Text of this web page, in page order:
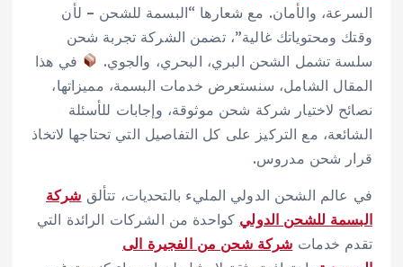
السرعة، والأمان. مع شعارها “البسمة للشحن – لأن
وقتك ومحتوياتك غالية”، تضمن الشركة تجربة شحن
سلسة تشمل الشحن البري، البحري، والجوي.
في هذا
المقال الشامل، سنستعرض خدمات البسمة، مميزاتها،
نصائح لاختيار شركة شحن موثوقة، وإجابات للأسئلة
الشائعة، مع التركيز على كل التفاصيل التي تحتاجها لاتخاذ
قرار شحن مدروس.
في عالم الشحن الدولي المليء بالتحديات، تتألق شركة
البسمة للشحن الدولي كواحدة من الشركات الرائدة التي
تقدم خدمات شركة شحن من الفجيرة الى